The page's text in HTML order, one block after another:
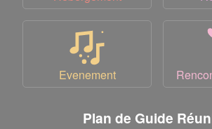
Evenement
Plan de Guide